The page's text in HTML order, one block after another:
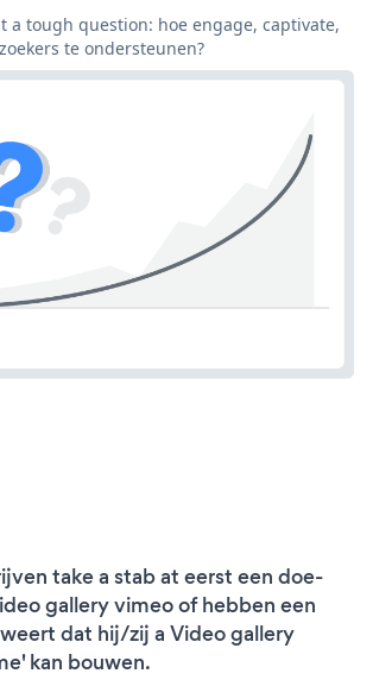
a tough question: hoe engage, captivate,
te ondersteunen?
take a stab at eerst een doe-
gallery vimeo of hebben een
dat hij/zij a Video gallery
kan bouwen.